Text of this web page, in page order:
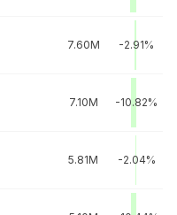
7.60M -2.91%
7.10M -10.82%
5.81M -2.04%